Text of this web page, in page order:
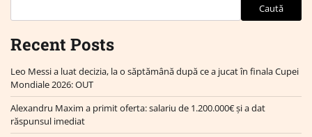
Caută
Recent Posts
Leo Messi a luat decizia, la o săptămână după ce a jucat în finala Cupei
Mondiale 2026: OUT
Alexandru Maxim a primit oferta: salariu de 1.200.000€ și a dat
răspunsul imediat